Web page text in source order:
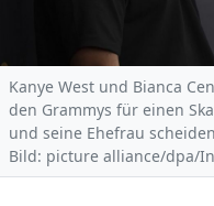
Kanye West und Bianca
den Grammys für einen
und seine Ehefrau
Bild: picture alliance/dpa/